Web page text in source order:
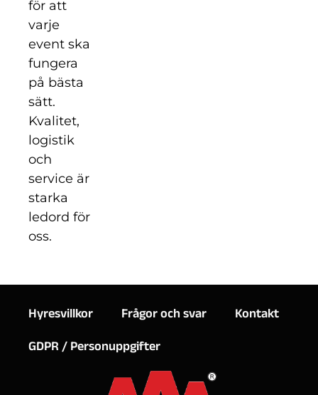
för att
varje
event ska
fungera
på bästa
sätt.
Kvalitet,
logistik
och
service är
starka
ledord för
oss.
Hyresvillkor Frågor och svar
Kontakt
GDPR / Personuppgifter